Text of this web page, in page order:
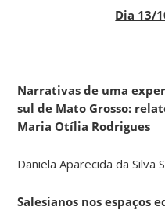
Dia 13/
Narrativas de uma
sul de Mato Grosso:
Maria Otília Rodrigues
Daniela Aparecida da Silva
Salesianos nos espaços